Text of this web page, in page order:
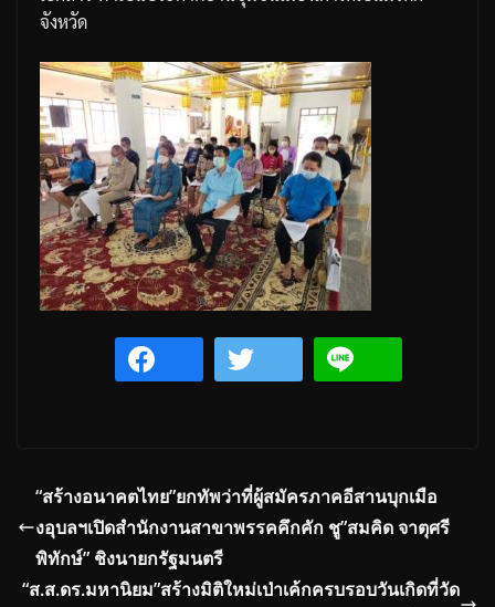
จังหวัด
“สร้างอนาคตไทย”ยกทัพว่าที่ผู้สมัครภาคอีสานบุกเมือ
งอุบลฯเปิดสำนักงานสาขาพรรคคึกคัก ชู”สมคิด จาตุศรี
พิทักษ์” ชิงนายกรัฐมนตรี
“ส.ส.ดร.มหานิยม”สร้างมิติใหม่เป่าเค้กครบรอบวันเกิดที่วัด